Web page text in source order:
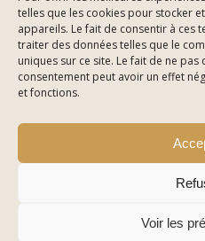
telles que les cookies pour stocker
appareils. Le fait de consentir à ces
traiter des données telles que le
uniques sur ce site. Le fait de ne
consentement peut avoir un effet
et fonctions.
Voir les
© All Right Reserved
Mentions Légales
Plan du Site